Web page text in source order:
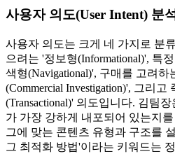
사용자 의도(User Intent) 분
사용자 의도는 크게 네 가지로 분
으려는 '정보형(Informational)', 특
색형(Navigational)', 구매를 고려하
(Commercial Investigation)', 그리
(Transactional)' 의도입니다. 김팀
가 가장 강하게 내포되어 있는지
그에 맞는 콘텐츠 유형과 구조를
그 최적화 방법'이라는 키워드는